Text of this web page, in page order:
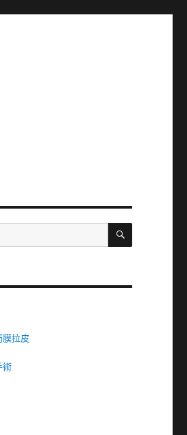
搜
拉皮
術